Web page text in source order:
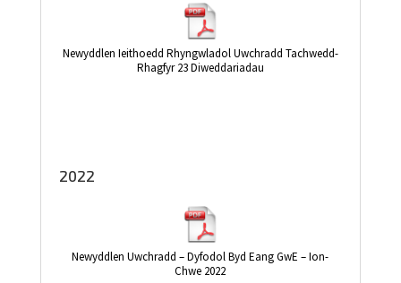
Newyddlen Ieithoedd Rhyngwladol Uwchradd Tachwedd-
Rhagfyr 23 Diweddariadau
2022
Newyddlen Uwchradd – Dyfodol Byd Eang GwE – Ion-
Chwe 2022